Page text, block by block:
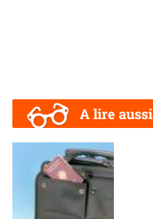
A lire aussi